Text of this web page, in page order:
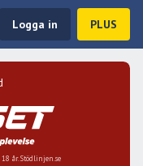
Logga in PLUS
18 år. Stödlinjen.se